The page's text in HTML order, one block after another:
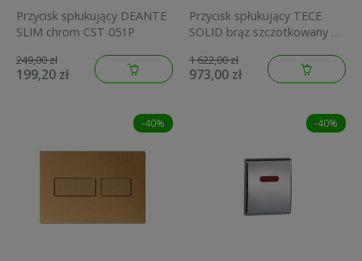
Przycisk spłukujący DEANTE
SLIM chrom CST 051P
249,00 zł
199,20 zł
Przycisk spłukujący TECE
SOLID brąz szczotkowany o
9240435
1 622,00 zł
973,00 zł
-40% -40%